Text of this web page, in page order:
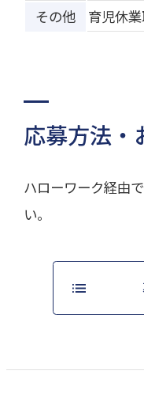
その他 育児休
応募方法・
ハローワーク経由
い。